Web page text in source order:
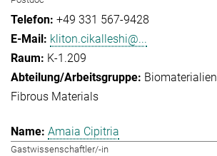
+49 331 567-9428
kliton.cikalleshi@...
K-1.209
Biomaterialien
Fibrous Materials
Amaia Cipitria
Gastwissenschaftler/-in